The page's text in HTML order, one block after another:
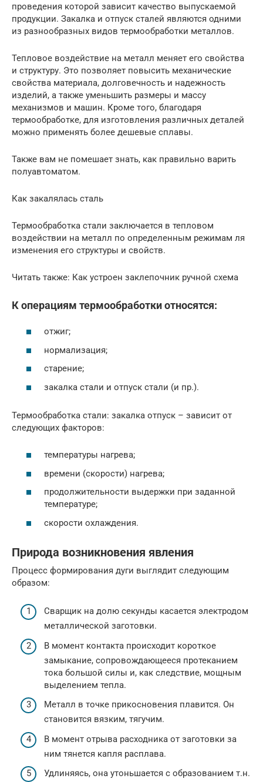
проведения которой зависит качество выпускаемой
продукции. Закалка и отпуск сталей являются одними
из разнообразных видов термообработки металлов.
Тепловое воздействие на металл меняет его свойства
и структуру. Это позволяет повысить механические
свойства материала, долговечность и надежность
изделий, а также уменьшить размеры и массу
механизмов и машин. Кроме того, благодаря
термообработке, для изготовления различных деталей
можно применять более дешевые сплавы.
Также вам не помешает знать, как правильно варить
полуавтоматом.
Как закалялась сталь
Термообработка стали заключается в тепловом
воздействии на металл по определенным режимам ля
изменения его структуры и свойств.
Читать также: Как устроен заклепочник ручной схема
К операциям термообработки относятся:
отжиг;
нормализация;
старение;
закалка стали и отпуск стали (и пр.).
Термообработка стали: закалка отпуск – зависит от
следующих факторов:
температуры нагрева;
времени (скорости) нагрева;
продолжительности выдержки при заданной
температуре;
скорости охлаждения.
Природа возникновения явления
Процесс формирования дуги выглядит следующим
образом:
Сварщик на долю секунды касается электродом
металлической заготовки.
В момент контакта происходит короткое
замыкание, сопровождающееся протеканием
тока большой силы и, как следствие, мощным
выделением тепла.
Металл в точке прикосновения плавится. Он
становится вязким, тягучим.
В момент отрыва расходника от заготовки за
ним тянется капля расплава.
Удлиняясь, она утоньшается с образованием т.н.